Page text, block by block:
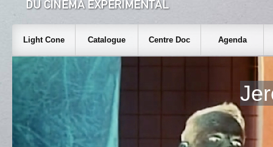
Light Cone Catalogue Centre Doc Agenda